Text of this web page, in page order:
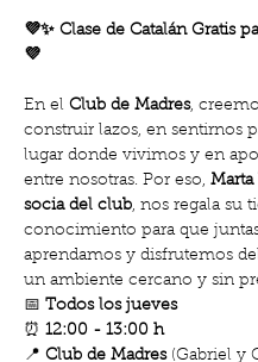
💜✨ Clase de Catalán Gratis
💜
En el Club de Madres,
construir lazos, en sentirnos
lugar donde vivimos y en
entre nosotras. Por eso,
socia del club, nos regala su
conocimiento para que
aprendamos y disfrutemos
un ambiente cercano y sin
📅 Todos los jueves
⏰ 12:00 - 13:00 h
📍 Club de Madres (Gabriel y